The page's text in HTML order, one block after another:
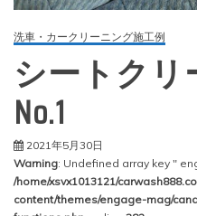
洗車・カークリーニング施工例
シートク
No.1
2021年5月30日
Warning: Undefined array key "
/home/xsvx1013121/
content/themes/engage-mag/